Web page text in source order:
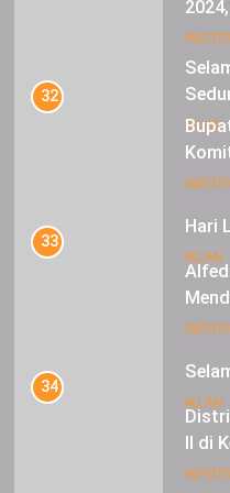
IKLAN
Hari
IKLAN
IKLAN
32
33
pada
34
II di